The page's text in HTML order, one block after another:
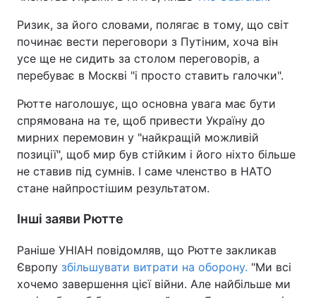
Ризик, за його словами, полягає в тому, що світ
починає вести переговори з Путіним, хоча він
усе ще не сидить за столом переговорів, а
перебуває в Москві "і просто ставить галочки".
Рютте наголошує, що основна увага має бути
спрямована на те, щоб привести Україну до
мирних перемовин у "найкращій можливій
позиції", щоб мир був стійким і його ніхто більше
не ставив під сумнів. І саме членство в НАТО
стане найпростішим результатом.
Інші заяви Рютте
Раніше УНІАН повідомляв, що Рютте закликав
Європу збільшувати витрати на оборону. "Ми всі
хочемо завершення цієї війни. Але найбільше ми